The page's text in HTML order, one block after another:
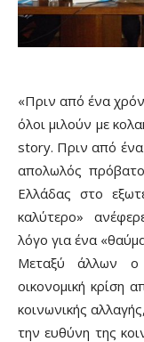
«Πριν από ένα
όλοι μιλούν με
story. Πριν από ένα
απολωλός
Ελλάδας στο
καλύτερο»
λόγο για ένα
Μεταξύ άλλων ο
οικονομική κρίση
κοινωνικής
την ευθύνη της